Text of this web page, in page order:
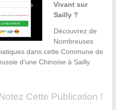
Vivant sur
Sailly ?
Découvrez de
Nombreuses
dans cette Commune de
d’une Chinoise à Sailly
Cette Publication !